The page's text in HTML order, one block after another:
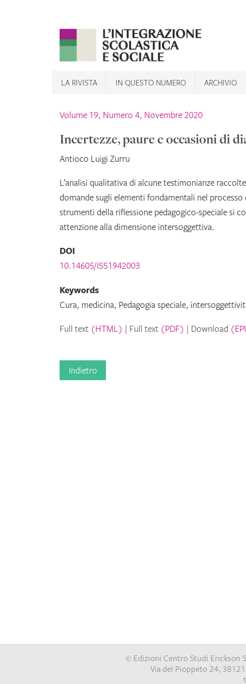
content
LA RIVISTA IN QUESTO NUMERO ARCHIVIO
Volume 19, Numero 4, Novembre 2020
Incertezze, paure e occasioni di
Antioco Luigi Zurru
L’analisi qualitativa di alcune testimonianze
domande sugli elementi fondamentali nel
strumenti della riflessione pedagogico-speciale si
attenzione alla dimensione intersoggettiva.
DOI
10.14605/ISS1942003
Keywords
Cura, medicina, Pedagogia speciale,
Full text (HTML) Full text (PDF) Download
Indietro
© Edizioni Centro Studi Erickson
Via del Pioppeto 24,